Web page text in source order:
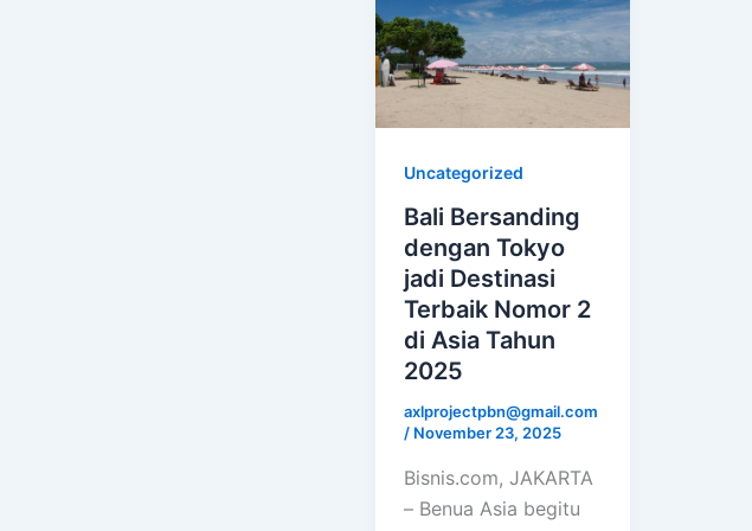
Uncategorized
Bali Bersanding
dengan Tokyo
jadi Destinasi
Terbaik Nomor 2
di Asia Tahun
2025
axlprojectpbn@gmail.com
/ November 23, 2025
Bisnis.com, JAKARTA
– Benua Asia begitu